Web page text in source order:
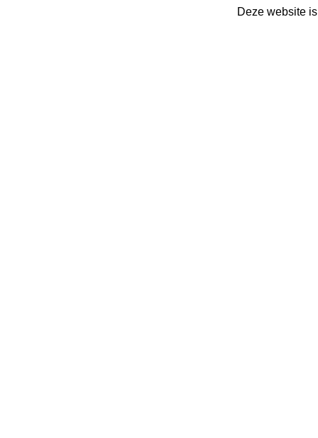
Deze website